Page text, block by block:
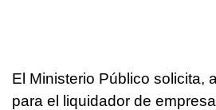
El Ministerio Público solicita,
para el liquidador de